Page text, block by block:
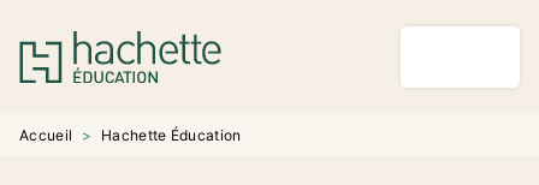
MENU RECHERCHE
PIED DE PAGE
Accueil > Hachette Éducation